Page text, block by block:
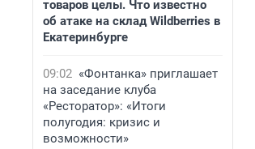
товаров целы. Что известно
об атаке на склад Wildberries в
Екатеринбурге
09:02 «Фонтанка» приглашает
на заседание клуба
«Ресторатор»: «Итоги
полугодия: кризис и
возможности»